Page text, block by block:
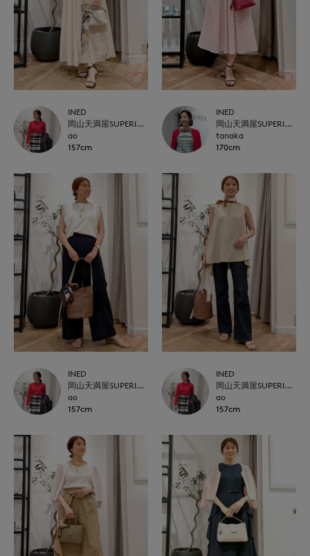
INED
岡山天満屋SUPERIORCLOSET
ao
157cm
INED
岡山天満屋SUPERIORCLOSET
tanaka
170cm
INED
岡山天満屋SUPERIORCLOSET
ao
157cm
INED
岡山天満屋SUPERIORCLOSET
ao
157cm